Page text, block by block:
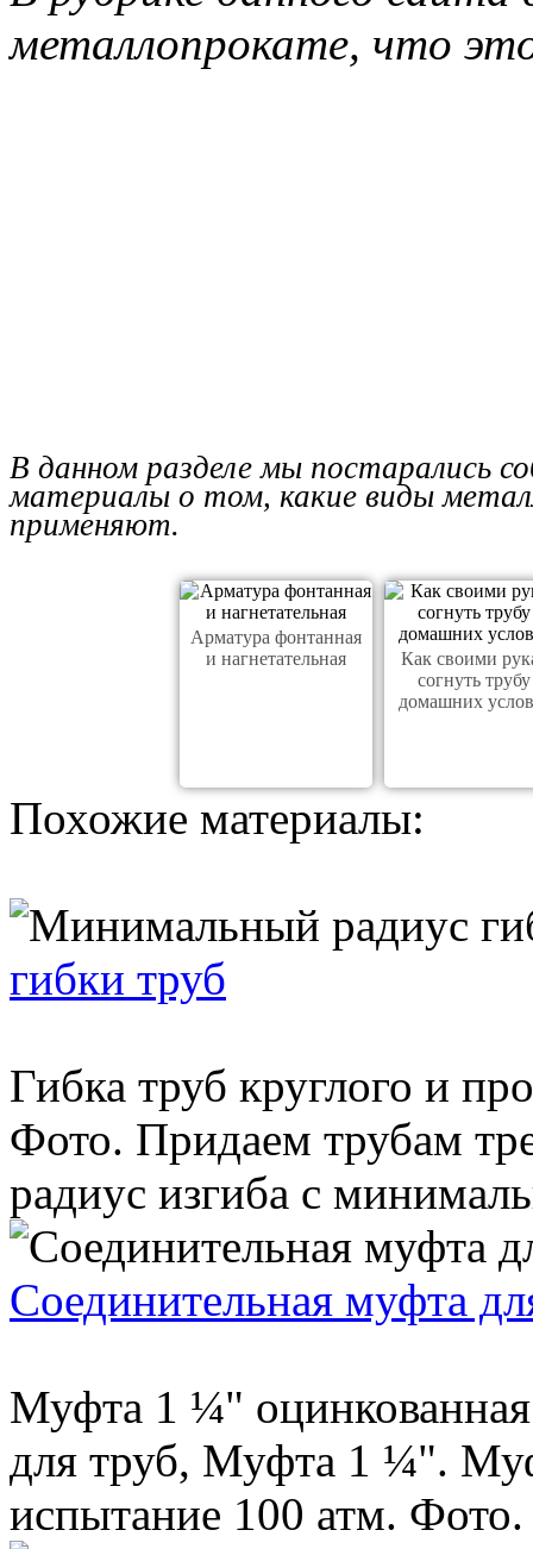
металлопрокате, что
В данном разделе мы постарались
материалы о том, какие виды
применяют.
Арматура фонтанная
и нагнетательная
Как своими
согнуть
домашних
Похожие материалы:
гибки труб
Гибка труб круглого и
Фото. Придаем трубам
радиус изгиба с
Соединительная муфта
Муфта 1 ¼"
для труб, Муфта 1 ¼".
испытание 100 атм.